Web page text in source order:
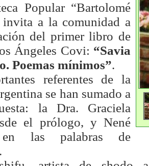
Popular“Bartolomé
invita a la comunidad a
del primer libro de
Ángeles Covi: “Savia
Poemas mínimos”.
referentes de la
se han sumado a
la Dra. Graciela
el prólogo, y Nené
en las palabras de